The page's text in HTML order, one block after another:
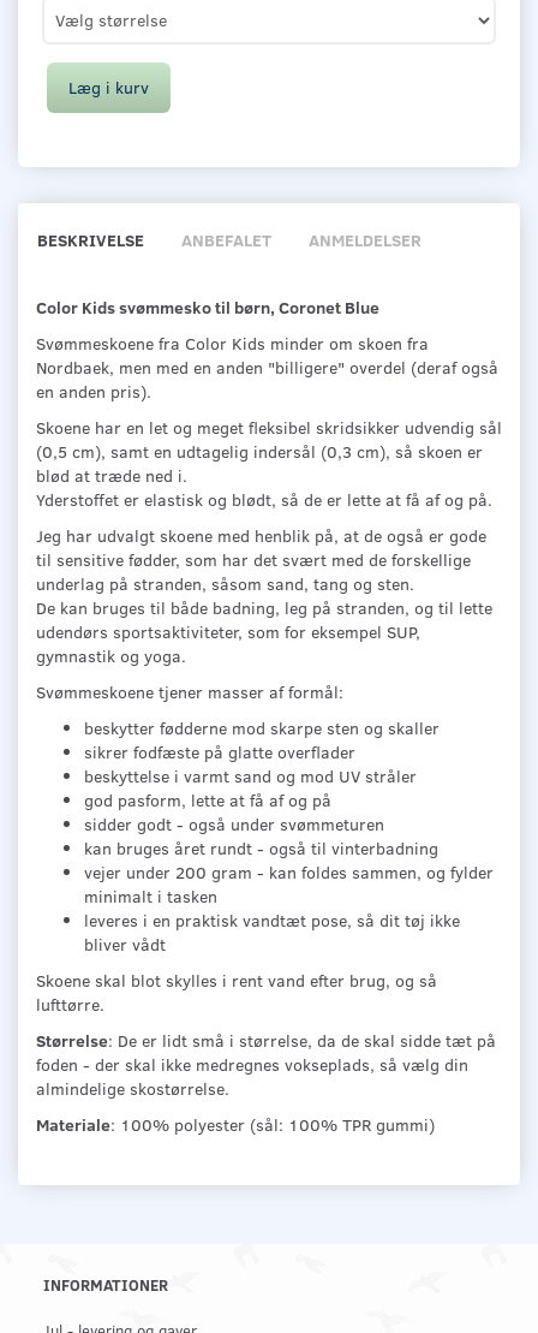
Læg i kurv
BESKRIVELSE ANBEFALET ANMELDELSER
Color Kids svømmesko til børn, Coronet Blue
Svømmeskoene fra Color Kids minder om skoen fra
Nordbaek, men med en anden "billigere" overdel (deraf også
en anden pris).
Skoene har en let og meget fleksibel skridsikker udvendig sål
(0,5 cm), samt en udtagelig indersål (0,3 cm), så skoen er
blød at træde ned i.
Yderstoffet er elastisk og blødt, så de er lette at få af og på.
Jeg har udvalgt skoene med henblik på, at de også er gode
til sensitive fødder, som har det svært med de forskellige
underlag på stranden, såsom sand, tang og sten.
De kan bruges til både badning, leg på stranden, og til lette
udendørs sportsaktiviteter, som for eksempel SUP,
gymnastik og yoga.
Svømmeskoene tjener masser af formål:
beskytter fødderne mod skarpe sten og skaller
sikrer fodfæste på glatte overflader
beskyttelse i varmt sand og mod UV stråler
god pasform, lette at få af og på
sidder godt - også under svømmeturen
kan bruges året rundt - også til vinterbadning
vejer under 200 gram - kan foldes sammen, og fylder
minimalt i tasken
leveres i en praktisk vandtæt pose, så dit tøj ikke
bliver vådt
Skoene skal blot skylles i rent vand efter brug, og så
lufttørre.
Størrelse: De er lidt små i størrelse, da de skal sidde tæt på
foden - der skal ikke medregnes vokseplads, så vælg din
almindelige skostørrelse.
Materiale: 100% polyester (sål: 100% TPR gummi)
INFORMATIONER